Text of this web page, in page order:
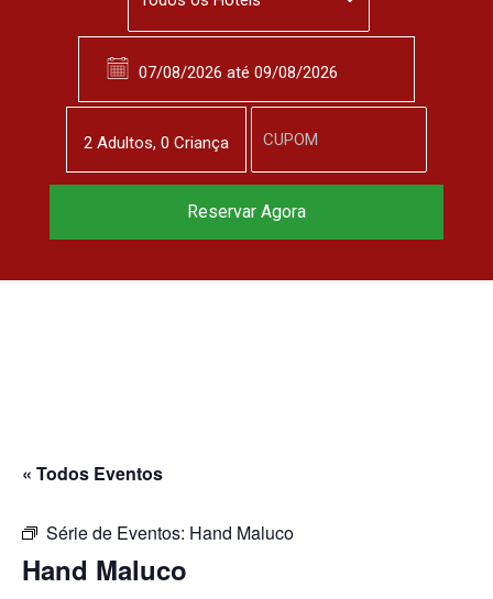
« Todos Eventos
Série de Eventos: Hand Maluco
Hand Maluco
2 Adultos, 0 Criança
Reservar Agora